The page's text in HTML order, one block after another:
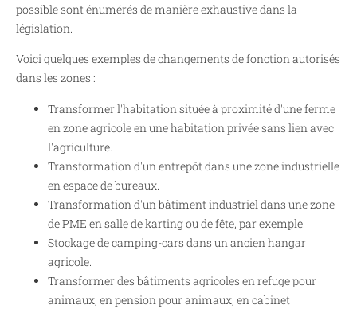
possible sont énumérés de manière exhaustive dans la
législation.
Voici quelques exemples de changements de fonction autorisés
dans les zones :
Transformer l'habitation située à proximité d'une ferme
en zone agricole en une habitation privée sans lien avec
l'agriculture.
Transformation d'un entrepôt dans une zone industrielle
en espace de bureaux.
Transformation d'un bâtiment industriel dans une zone
de PME en salle de karting ou de fête, par exemple.
Stockage de camping-cars dans un ancien hangar
agricole.
Transformer des bâtiments agricoles en refuge pour
animaux, en pension pour animaux, en cabinet